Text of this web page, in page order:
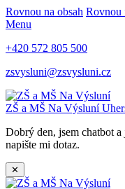
Rovnou na obsah Rovnou
Menu
+420 572 805 500
zsvysluni@zsvysluni.cz
ZŠ a MŠ Na Výsluní
Dobrý den, jsem chatbot
napište mi dotaz.
✕